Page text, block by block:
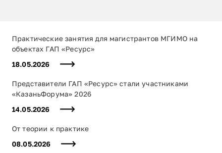
Практические занятия для магистрантов МГИМО на
объектах ГАП «Ресурс»
18.05.2026
Представители ГАП «Ресурс» стали участниками
«КазаньФорума» 2026
14.05.2026
От теории к практике
08.05.2026